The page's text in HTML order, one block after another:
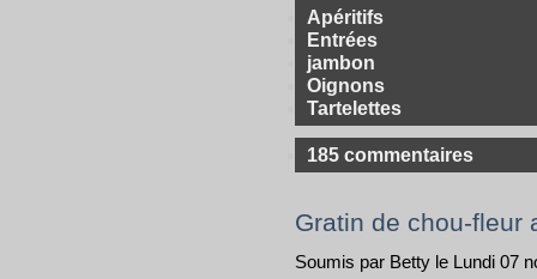
Apéritifs
Entrées
jambon
Oignons
Tartelettes
185 commentaires
Gratin de chou-fleur
Soumis par Betty le Lundi 07